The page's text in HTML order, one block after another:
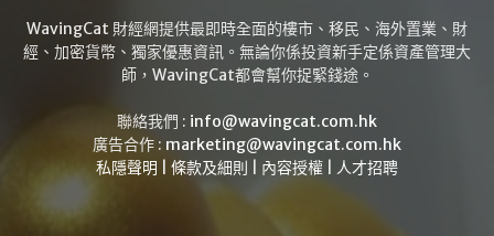
WavingCat 財經網提供最即時全面的樓市、移民、海外置業、財
經、加密貨幣、獨家優惠資訊。無論你係投資新手定係資產管理大
師，WavingCat都會幫你捉緊錢途。
聯絡我們 : info@wavingcat.com.hk
廣告合作 : marketing@wavingcat.com.hk
私隱聲明
條款及細則 內容授權 人才招聘